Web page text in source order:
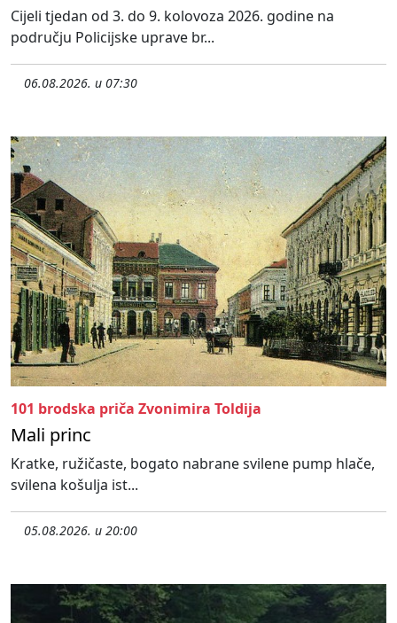
Cijeli tjedan od 3. do 9. kolovoza 2026. godine na
području Policijske uprave br...
06.08.2026. u 07:30
101 brodska priča Zvonimira Toldija
Mali princ
Kratke, ružičaste, bogato nabrane svilene pump hlače,
svilena košulja ist...
05.08.2026. u 20:00